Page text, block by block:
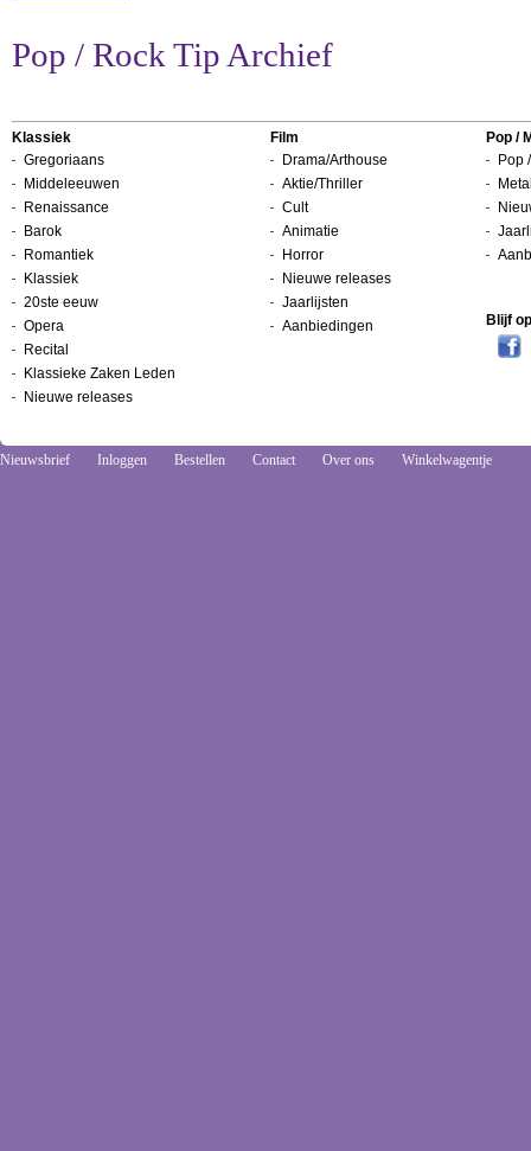
Pop / Rock Tip Archief
Klassiek
Gregoriaans
Middeleeuwen
Renaissance
Barok
Romantiek
Klassiek
20ste eeuw
Opera
Recital
Klassieke Zaken Leden
Nieuwe releases
Film
Drama/Arthouse
Aktie/Thriller
Cult
Animatie
Horror
Nieuwe releases
Jaarlijsten
Aanbiedingen
Pop /
Pop
Blijf
Nieuwsbrief Inloggen Bestellen Contact Over ons Winkelwagentje